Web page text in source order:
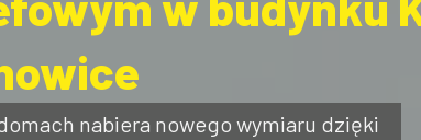
nabiera nowego wymiaru dzięki